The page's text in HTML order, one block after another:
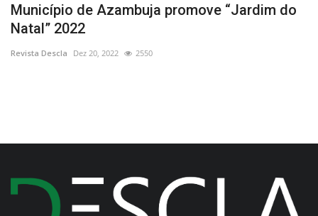
Município de Azambuja promove “Jardim do
Natal” 2022
Revista Descla Dez 20, 2022 2550